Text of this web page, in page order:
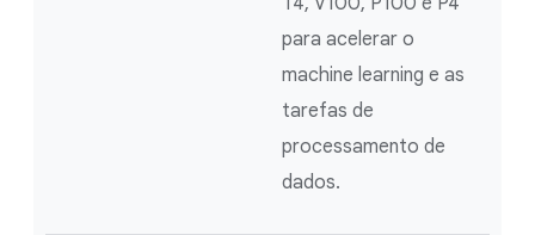
para acelerar o
machine learning e as
tarefas de
processamento de
dados.